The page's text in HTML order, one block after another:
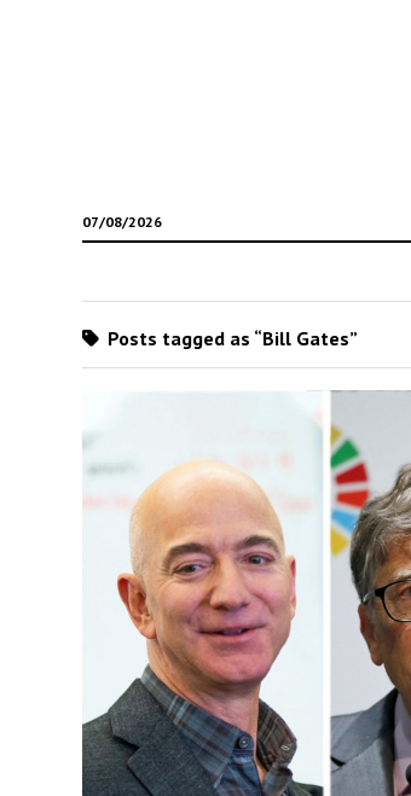
07/08/2026
Posts tagged as “Bill Gates”